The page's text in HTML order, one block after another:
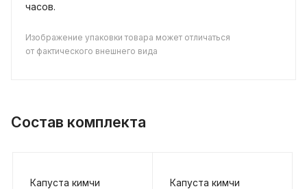
часов.
Изображение упаковки товара может отличаться
от фактического внешнего вида
Состав комплекта
Капуста кимчи
Капуста кимчи